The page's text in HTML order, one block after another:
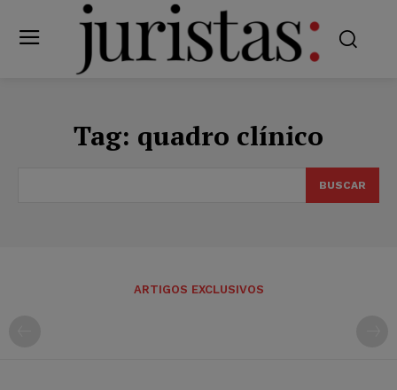
Tag: quadro clínico
BUSCAR
ARTIGOS EXCLUSIVOS